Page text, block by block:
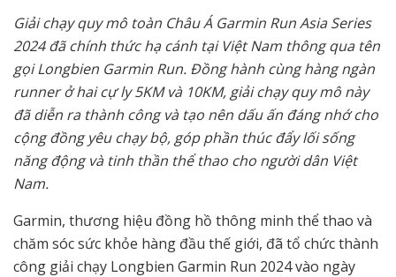
Giải chạy quy mô toàn Châu Á Garmin Run Asia Series
2024 đã chính thức hạ cánh tại Việt Nam thông qua tên
gọi Longbien Garmin Run. Đồng hành cùng hàng ngàn
runner ở hai cự ly 5KM và 10KM, giải chạy quy mô này
đã diễn ra thành công và tạo nên dấu ấn đáng nhớ cho
cộng đồng yêu chạy bộ, góp phần thúc đẩy lối sống
năng động và tinh thần thể thao cho người dân Việt
Nam.
Garmin, thương hiệu đồng hồ thông minh thể thao và
chăm sóc sức khỏe hàng đầu thế giới, đã tổ chức thành
công giải chạy Longbien Garmin Run 2024 vào ngày